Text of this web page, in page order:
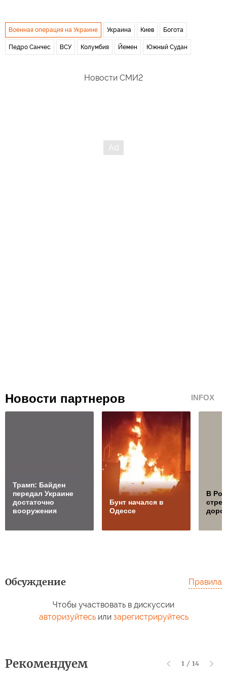
Военная операция на Украине Украина Киев Богота
Педро Санчес ВСУ Колумбия Йемен Южный Судан
Новости СМИ2
Новости партнеров INFOX
Трамп: Байден
передал Украине
достаточно
вооружения
Бунт начался в
Одессе
В
Обсуждение Правила
Чтобы участвовать в дискуссии
авторизуйтесьили зарегистрируйтесь
Рекомендуем 1 / 14